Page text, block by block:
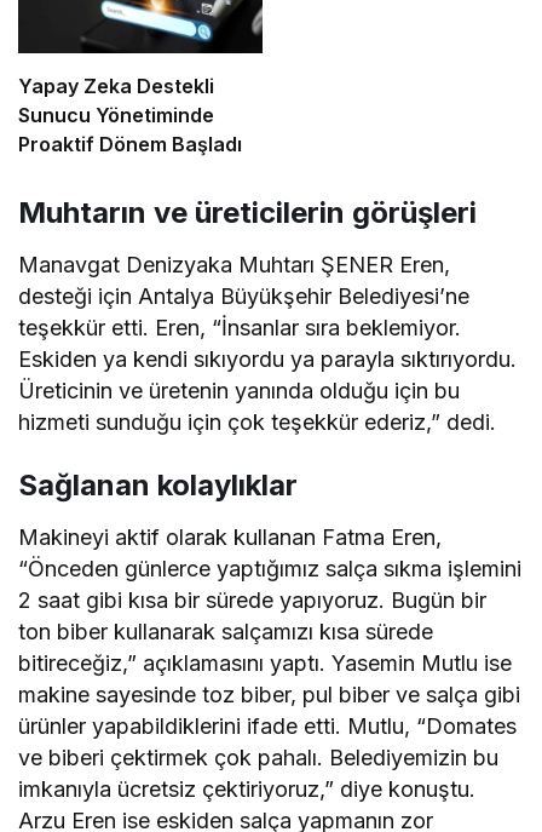
Yapay Zeka Destekli
Sunucu Yönetiminde
Proaktif Dönem Başladı
Muhtarın ve üreticilerin görüşleri
Manavgat Denizyaka Muhtarı ŞENER Eren,
desteği için Antalya Büyükşehir Belediyesi’ne
teşekkür etti. Eren, “İnsanlar sıra beklemiyor.
Eskiden ya kendi sıkıyordu ya parayla sıktırıyordu.
Üreticinin ve üretenin yanında olduğu için bu
hizmeti sunduğu için çok teşekkür ederiz,” dedi.
Sağlanan kolaylıklar
Makineyi aktif olarak kullanan Fatma Eren,
“Önceden günlerce yaptığımız salça sıkma işlemini
2 saat gibi kısa bir sürede yapıyoruz. Bugün bir
ton biber kullanarak salçamızı kısa sürede
bitireceğiz,” açıklamasını yaptı. Yasemin Mutlu ise
makine sayesinde toz biber, pul biber ve salça gibi
ürünler yapabildiklerini ifade etti. Mutlu, “Domates
ve biberi çektirmek çok pahalı. Belediyemizin bu
imkanıyla ücretsiz çektiriyoruz,” diye konuştu.
Arzu Eren ise eskiden salça yapmanın zor